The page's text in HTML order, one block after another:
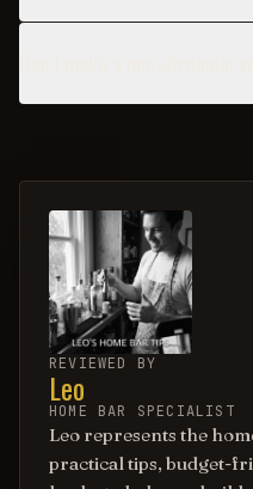
REVIEWED BY
Leo
HOME BAR SPECIALIST
Leo represents the
practical tips, budget-